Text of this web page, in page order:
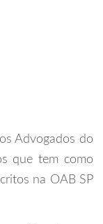
Advogados do
que tem como
na OAB SP